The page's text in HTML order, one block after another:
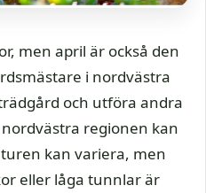
men april är också den
i nordvästra
och utföra andra
regionen kan
kan variera, men
eller låga tunnlar är